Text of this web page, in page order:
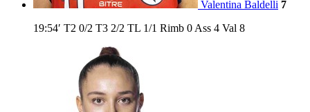
Valentina Baldelli 7
19:54′ T2 0/2 T3 2/2 TL 1/1 Rimb 0 Ass 4 Val 8